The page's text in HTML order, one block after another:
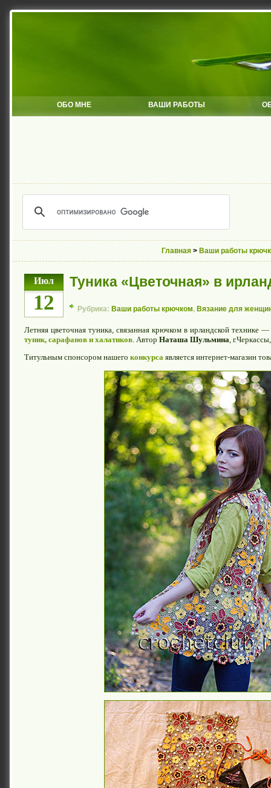
ОБО МНЕ ВАШИ РАБОТЫ
Главная > Ваши работы
Июл
12
Туника «Цветочная» в
Рубрика: Ваши работы крючком, Вязание для
Летняя цветочная туника, связанная крючком в ирландской технике
туник, сарафанов и халатиков. Автор Наташа Шульмина,
Титульным спонсором нашего конкурса является интернет-магазин